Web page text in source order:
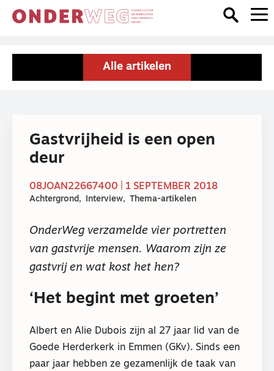
Alle artikelen
Gastvrijheid is een open
deur
08JOAN22667400 | 1 SEPTEMBER 2018
Achtergrond Interview Thema-artikelen
OnderWeg verzamelde vier portretten
van gastvrije mensen. Waarom zijn ze
gastvrij en wat kost het hen?
‘Het begint met groeten’
Albert en Alie Dubois zijn al 27 jaar lid van de
Goede Herderkerk in Emmen (GKv). Sinds een
paar jaar hebben ze gezamenlijk de taak van